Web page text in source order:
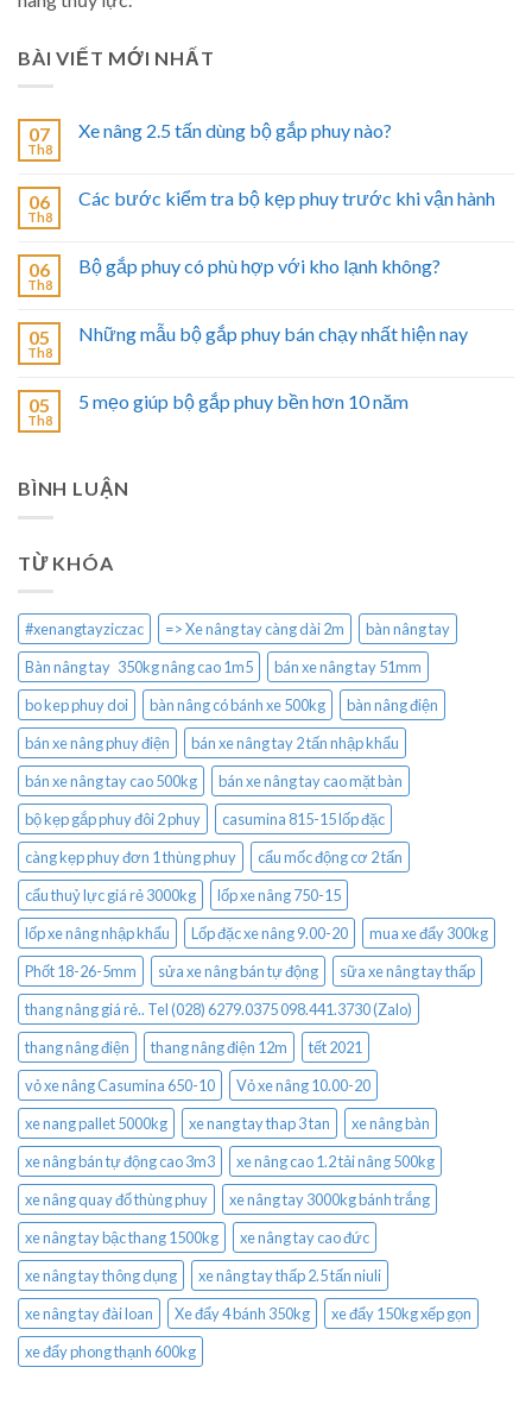
BÀI VIẾT MỚI NHẤT
07
Th8
Xe nâng 2.5 tấn dùng bộ gắp phuy nào?
06
Th8
Các bước kiểm tra bộ kẹp phuy trước khi vận hành
06
Th8
Bộ gắp phuy có phù hợp với kho lạnh không?
05
Th8
Những mẫu bộ gắp phuy bán chạy nhất hiện nay
05
Th8
5 mẹo giúp bộ gắp phuy bền hơn 10 năm
BÌNH LUẬN
TỪ KHÓA
#xenangtayziczac => Xe nâng tay càng dài 2m
bàn nâng tay
Bàn nâng tay 350kg nâng cao 1m5
bán xe nâng tay 51mm
bo kep phuy doi
bàn nâng có bánh xe 500kg
bàn nâng điện
bán xe nâng phuy điện
bán xe nâng tay 2 tấn nhập khẩu
bán xe nâng tay cao 500kg
bán xe nâng tay cao mặt bàn
bộ kẹp gắp phuy đôi 2 phuy
casumina 815-15 lốp đặc
càng kẹp phuy đơn 1 thùng phuy
cẩu mốc động cơ 2 tấn
cẩu thuỷ lực giá rẻ 3000kg
lốp xe nâng 750-15
lốp xe nâng nhập khẩu
Lốp đặc xe nâng 9.00-20
mua xe đẩy 300kg
Phốt 18-26-5mm
sửa xe nâng bán tự động
sữa xe nâng tay thấp
thang nâng giá rẻ.. Tel (028) 6279.0375 098.441.3730 (Zalo)
thang nâng điện
thang nâng điện 12m
tết 2021
vỏ xe nâng Casumina 650-10
Vỏ xe nâng 10.00-20
xe nang pallet 5000kg
xe nang tay thap 3 tan
xe nâng bàn
xe nâng bán tự động cao 3m3
xe nâng cao 1.2 tải nâng 500kg
xe nâng quay đổ thùng phuy
xe nâng tay 3000kg bánh trắng
xe nâng tay bậc thang 1500kg
xe nâng tay cao đức
xe nâng tay thông dụng
xe nâng tay thấp 2.5 tấn niuli
xe nâng tay đài loan
Xe đẩy 4 bánh 350kg
xe đẩy 150kg xếp gọn
xe đẩy phong thạnh 600kg